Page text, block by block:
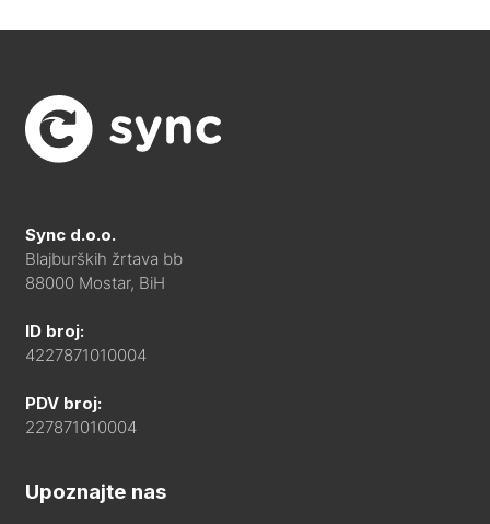
Sync d.o.o.
Blajburških žrtava bb
88000 Mostar, BiH
ID broj:
4227871010004
PDV broj:
227871010004
Upoznajte nas